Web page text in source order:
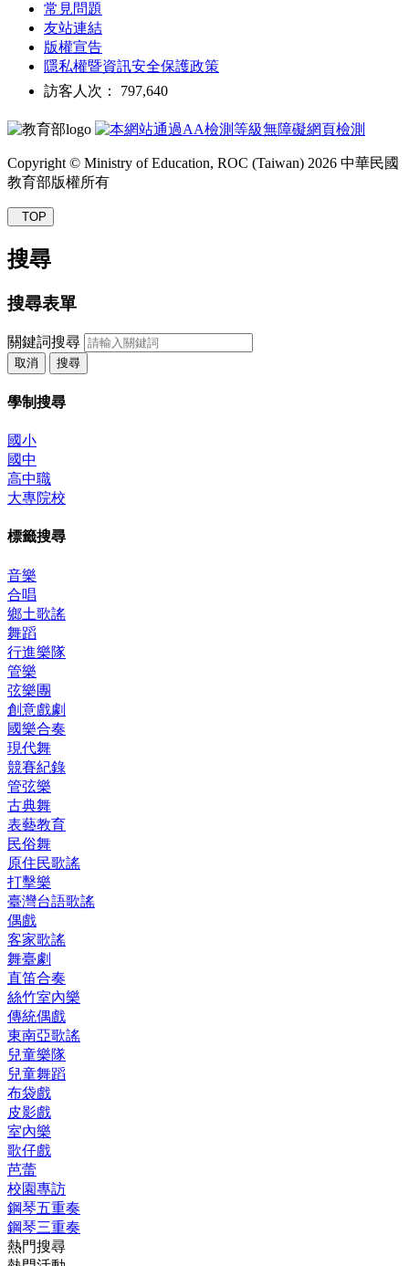
常見問題
友站連結
版權宣告
隱私權暨資訊安全保護政策
訪客人次： 797,640
Copyright © Ministry of Education, ROC (Taiwan) 2026 中華民國
教育部版權所有
TOP
搜尋
搜尋表單
關鍵詞搜尋
取消 搜尋
學制搜尋
國小
國中
高中職
大專院校
標籤搜尋
音樂
合唱
鄉土歌謠
舞蹈
行進樂隊
管樂
弦樂團
創意戲劇
國樂合奏
現代舞
競賽紀錄
管弦樂
古典舞
表藝教育
民俗舞
原住民歌謠
打擊樂
臺灣台語歌謠
偶戲
客家歌謠
舞臺劇
直笛合奏
絲竹室內樂
傳統偶戲
東南亞歌謠
兒童樂隊
兒童舞蹈
布袋戲
皮影戲
室內樂
歌仔戲
芭蕾
校園專訪
鋼琴五重奏
鋼琴三重奏
熱門搜尋